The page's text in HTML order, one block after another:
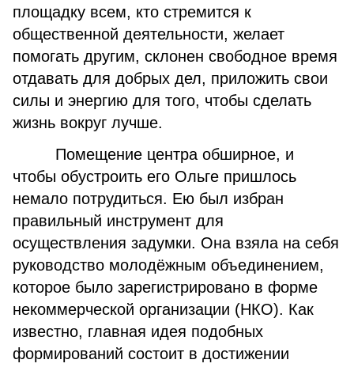
площадку всем, кто стремится к
общественной деятельности, желает
помогать другим, склонен свободное время
отдавать для добрых дел, приложить свои
силы и энергию для того, чтобы сделать
жизнь вокруг лучше.
Помещение центра обширное, и
чтобы обустроить его Ольге пришлось
немало потрудиться. Ею был избран
правильный инструмент для
осуществления задумки. Она взяла на себя
руководство молодёжным объединением,
которое было зарегистрировано в форме
некоммерческой организации (НКО). Как
известно, главная идея подобных
формирований состоит в достижении